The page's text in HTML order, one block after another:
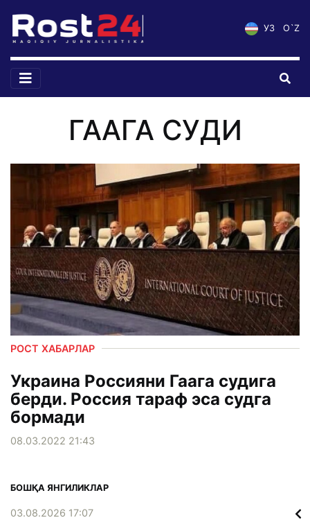
УЗ O`Z
ГААГА СУДИ
РОСТ ХАБАРЛАР
Украина Россияни Гаага судига
берди. Россия тараф эса судга
бормади
08.03.2022 21:43
БОШҚА ЯНГИЛИКЛАР
03.08.2026 17:07